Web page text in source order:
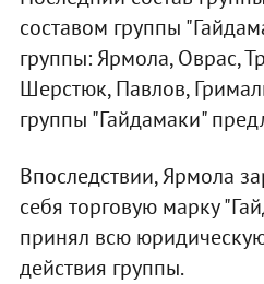
составом группы
группы: Ярмола, Оврас,
Шерстюк, Павлов,
группы "Гайдамаки"
Впоследствии, Ярмола
себя торговую марку
принял всю юридическую
действия группы.